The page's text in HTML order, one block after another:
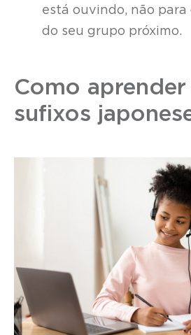
está ouvindo, não
do seu grupo próximo.
Como aprender
sufixos